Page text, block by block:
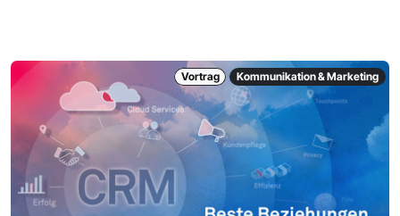
Vortrag Kommunikation & Marketing